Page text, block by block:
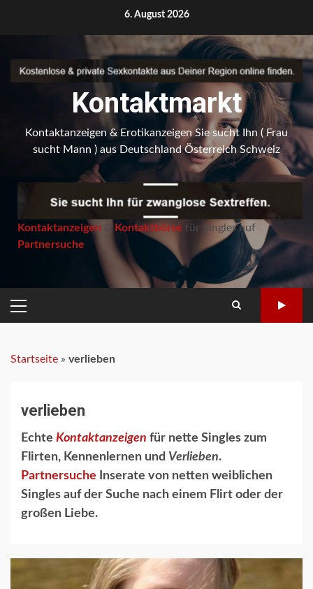
6. August 2026
Kontaktmarkt
Kontaktanzeigen & Erotikanzeigen Sie sucht Ihn ( Frau
sucht Mann ) aus Deutschland Österreich Schweiz
Kontaktanzeigen & Kontaktbörse für Singles auf
Partnersuche
PRIMARY
MENU
Startseite » verlieben
verlieben
Echte Kontaktanzeigen für nette Singles zum
Flirten, Kennenlernen und Verlieben.
Partnersuche Inserate von netten weiblichen
Singles auf der Suche nach einem Flirt oder der
großen Liebe.